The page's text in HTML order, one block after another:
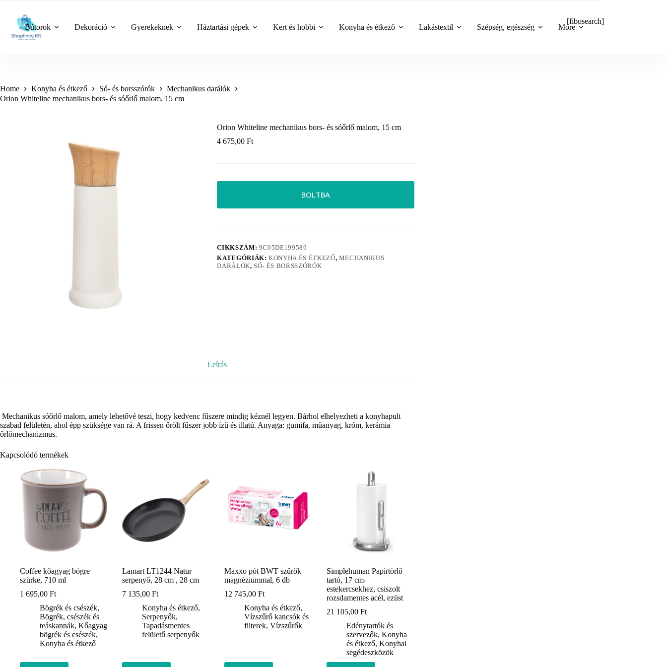
content
Bútorok Dekoráció Gyerekeknek Háztartási gépek Kert és hobbi Konyha és étkező Lakástextil Szépség, egészség More
[fibosearch]
Home Konyha és étkező Só- és borsszórók
Mechanikus darálók
Orion Whiteline mechanikus bors- és sóőrlő malom, 15 cm
Orion Whiteline mechanikus bors- és sóőrlő malom, 15 cm
4 675,00Ft
BOLTBA
CIKKSZÁM: 9C05DE199589
KATEGÓRIÁK:KONYHA ÉS ÉTKEZŐ, MECHANIKUS
DARÁLÓK, SÓ- ÉS BORSSZÓRÓK
Leírás
Mechanikus sóőrlő malom, amely lehetővé teszi, hogy kedvenc fűszere mindig kéznél legyen. Bárhol elhelyezheti a konyhapult
szabad felületén, ahol épp szüksége van rá. A frissen őrölt fűszer jobb ízű és illatú. Anyaga: gumifa, műanyag, króm, kerámia
őrlőmechanizmus.
Kapcsolódó termékek
Coffee kőagyag bögre
szürke, 710 ml
1 695,00 Ft
Bögrék és csészék,
Bögrék, csészék és
teáskannák, Kőagyag
bögrék és csészék,
Konyha és étkező
Lamart LT1244 Natur
serpenyő, 28 cm , 28 cm
7 135,00Ft
Konyha és étkező,
Serpenyők,
Tapadásmentes
felületű serpenyők
Maxxo pót BWT szűrők
magnéziummal, 6 db
12 745,00Ft
Konyha és étkező,
Vízszűrő kancsók és
filterek,Vízszűrők
Simplehuman Papírtörlő
tartó, 17 cm-
estekercsekhez, csiszolt
rozsdamentes acél, ezüst
21 105,00Ft
Edénytartók és
szervezők,Konyha
és étkező,Konyhai
segédeszközök